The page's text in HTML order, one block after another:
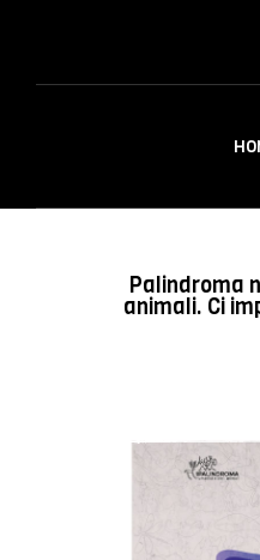
Palindroma
animali. Ci